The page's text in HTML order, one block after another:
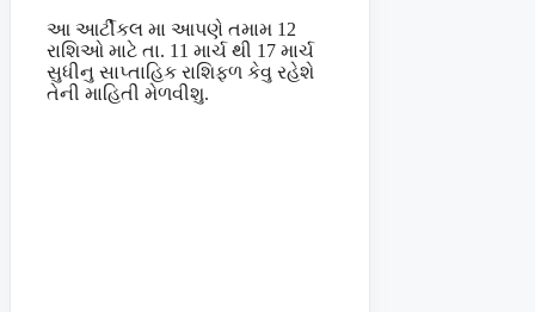
આ આર્ટીકલ મા આપણે તમામ 12
રાશિઓ માટે તા. 11 માર્ચ થી 17 માર્ચ
સુધીનુ સાપ્તાહિક રાશિફળ કેવુ રહેશે
તેની માહિતી મેળવીશુ.